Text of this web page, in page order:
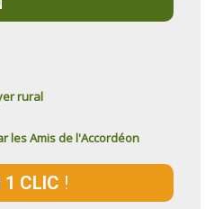
rural
les Amis de l'Accordéon
1 CLIC !